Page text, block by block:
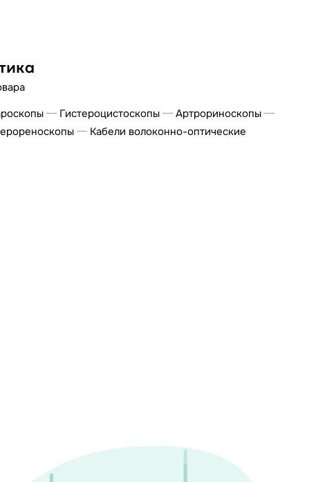
Гистероцистоскопы
Артрориноскопы
Кабели волоконно-оптические